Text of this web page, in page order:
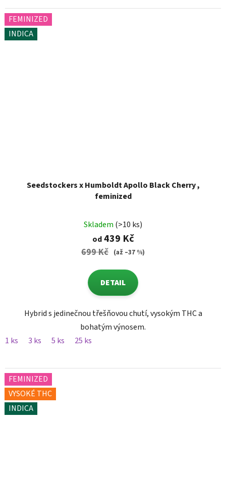
FEMINIZED
INDICA
Seedstockers x Humboldt Apollo Black Cherry ,
feminized
Skladem (>10 ks)
od439 Kč
699 Kč (až –37 %)
DETAIL
Hybrid s jedinečnou třešňovou chutí, vysokým THC a
bohatým výnosem.
1 ks
3 ks 5 ks 25 ks
FEMINIZED
VYSOKÉ THC
INDICA